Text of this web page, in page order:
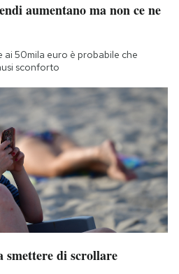
aumentano ma non ce ne
50mila euro è probabile che
sconforto
smettere di scrollare